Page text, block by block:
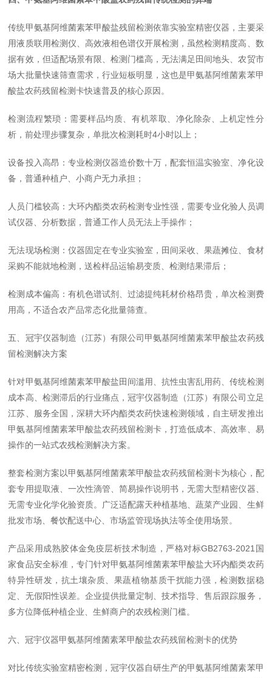
传统甲氨基阿维菌素苯甲酸盐残留检测依靠实验室精密仪器，主要采
用液质联用检测仪、高效液相色谱仪开展检测，虽然检测精度高、数
据有效，但适配场景有限、检测门槛高，无法满足田间地头、农贸市
场大批量快速筛查需求，行业短板明显，这也是甲氨基阿维菌素苯甲
酸盐农药残留检测卡快速普及的核心原因。
检测流程繁琐：需要样品均质、有机萃取、净化除杂、上机定性分
析，前处理步骤复杂，单批次检测耗时4小时以上；
设备投入高昂：专业检测仪器造价数十万，配套恒温实验室、净化设
备，普通种植户、小商户无力承担；
人员门槛较高：大环内酯类农药检测专业性强，需要专业化验人员调
试仪器、分析数据，普通工作人员无法上手操作；
无法现场检测：仪器固定在专业实验室，田间采收、果蔬摊位、食材
采购不能就地检测，送检样品运输易变质、检测结果滞后；
检测成本偏高：有机色谱试剂、过滤提纯耗材价格昂贵，单次检测费
用高，不适合农产品常态化批量筛查。
五、冠宇仪器制造（江苏）有限公司甲氨基阿维菌素苯甲酸盐农药残
留检测解决方案
针对甲氨基阿维菌素苯甲酸盐田间滥用、抗性虫害乱用药、传统检测
成本高、检测滞后的行业痛点，冠宇仪器制造（江苏）有限公司立足
江苏、服务全国，深耕大环内酯类农药快速检测领域，自主研发推出
甲氨基阿维菌素苯甲酸盐农药残留检测卡，打造低成本、高效率、易
操作的一站式农残检测解决方案。
整套检测方案以甲氨基阿维菌素苯甲酸盐农药残留检测卡为核心，配
套专用提取液、一次性滴管、简易操作说明书，无需大型精密仪器、
无需专业化学化验资质。广泛适配露天种植基地、蔬菜产业园、生鲜
批发市场、餐饮配送中心、市场监管现场执法等全使用场景。
产品采用成熟胶体金免疫层析技术制造，严格对标GB2763-2021国
家食品安全标准，专门针对甲氨基阿维菌素苯甲酸盐大环内酯类农药
特异性研发，抗土壤杂质、果蔬植物基质干扰能力强，检测数据稳
定、无假阳性误差。企业提供批量定制、技术指导、售后跟踪服务，
多方位降低种植企业、生鲜商户的农残检测门槛。
六、冠宇仪器甲氨基阿维菌素苯甲酸盐农药残留检测卡的优势
对比传统实验室精密检测，冠宇仪器自研生产的甲氨基阿维菌素苯甲